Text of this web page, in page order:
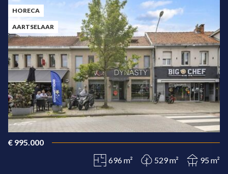
HORECA
AARTSELAAR
€ 995.000
696 m²
529 m² 95 m²